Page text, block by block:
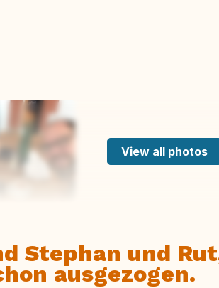
View all photos
Stephan und
ausgezogen.